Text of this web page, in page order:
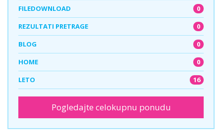
FILEDOWNLOAD 0
REZULTATI PRETRAGE 0
BLOG 0
HOME 0
LETO 16
Pogledajte celokupnu ponudu